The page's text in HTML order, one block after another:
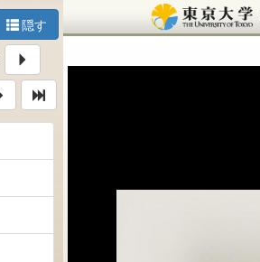
隠す